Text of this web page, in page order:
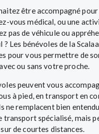
être accompagné
vous médical, ou une
pas de véhicule ou
? Les bénévoles de la
pour vous permettre de
ou sans votre proche.
peuvent vous
à pied, en transport en
ne remplacent bien
transport spécialisé, mais
de courtes distances.